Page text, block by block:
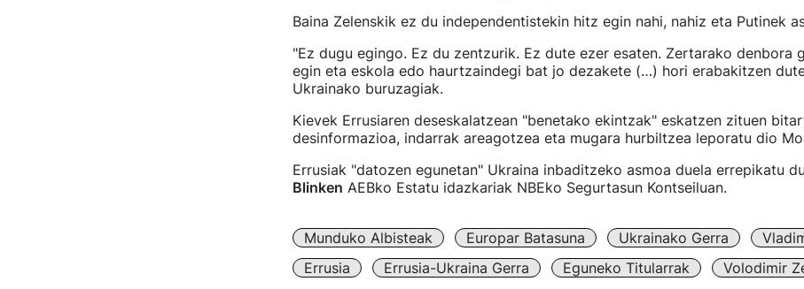
Baina Zelenskik ez du independentistekin hitz egin nahi, nahiz eta Putinek
"Ez dugu egingo. Ez du zentzurik. Ez dute ezer esaten. Zertarako denbora
egin eta eskola edo haurtzaindegi bat jo dezakete (…) hori erabakitzen
Ukrainako buruzagiak.
Kievek Errusiaren deseskalatzean "benetako ekintzak" eskatzen zituen
desinformazioa, indarrak areagotzea eta mugara hurbiltzea leporatu dio
Errusiak "datozen egunetan" Ukraina inbaditzeko asmoa duela errepikatu du
Blinken AEBko Estatu idazkariak NBEko Segurtasun Kontseiluan.
Munduko Albisteak Europar Batasuna Ukrainako Gerra
Errusia
Errusia-Ukraina Gerra Eguneko Titularrak Volodimir